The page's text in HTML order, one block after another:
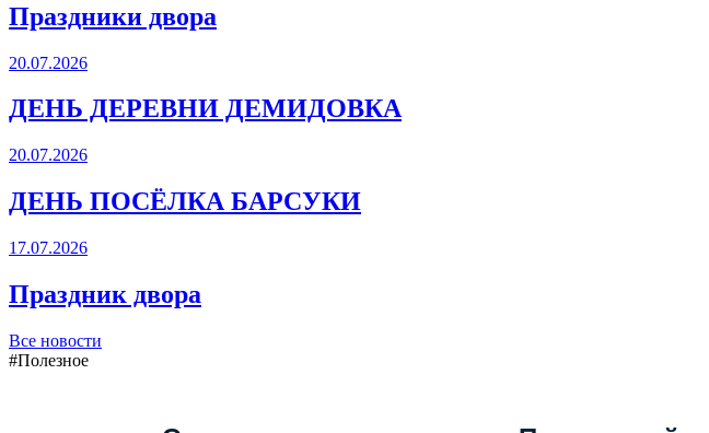
Праздники двора
20.07.2026
ДЕНЬ ДЕРЕВНИ ДЕМИДОВКА
20.07.2026
ДЕНЬ ПОСЁЛКА БАРСУКИ
17.07.2026
Праздник двора
Все новости
#Полезное